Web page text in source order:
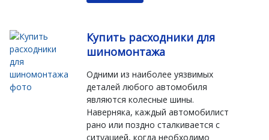
Купить расходники для
шиномонтажа
Одними из наиболее уязвимых
деталей любого автомобиля
являются колесные шины.
Наверняка, каждый автомобилист
рано или поздно сталкивается с
ситуацией, когда необходимо